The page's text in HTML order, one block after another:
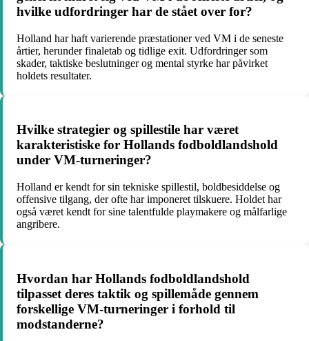
hvilke udfordringer har de stået over for?
Holland har haft varierende præstationer ved VM i de seneste
årtier, herunder finaletab og tidlige exit. Udfordringer som
skader, taktiske beslutninger og mental styrke har påvirket
holdets resultater.
Hvilke strategier og spillestile har været
karakteristiske for Hollands fodboldlandshold
under VM-turneringer?
Holland er kendt for sin tekniske spillestil, boldbesiddelse og
offensive tilgang, der ofte har imponeret tilskuere. Holdet har
også været kendt for sine talentfulde playmakere og målfarlige
angribere.
Hvordan har Hollands fodboldlandshold
tilpasset deres taktik og spillemåde gennem
forskellige VM-turneringer i forhold til
modstanderne?